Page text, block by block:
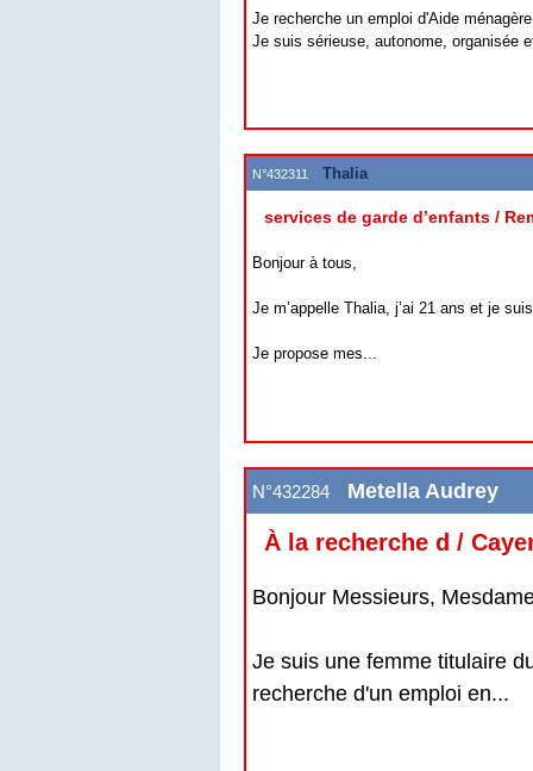
Je recherche un emploi d'Aide
Je suis sérieuse, autonome, organisée
N°432311 Thalia
services de garde d’enfants /
Bonjour à tous,
Je m’appelle Thalia, j’ai 21 ans et je
Je propose mes...
N°432284 Metella Audrey
À la recherche d /
Bonjour Messieurs,
Je suis une femme titulaire
recherche d'un emploi en...